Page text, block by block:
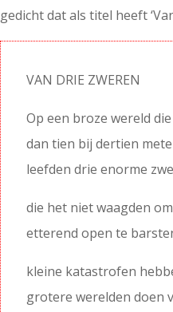
gedicht dat als titel heeft
VAN DRIE ZWEREN
Op een broze wereld
dan tien bij dertien
leefden drie enorme
die het niet waagden
etterend open te
kleine katastrofen
grotere werelden doen